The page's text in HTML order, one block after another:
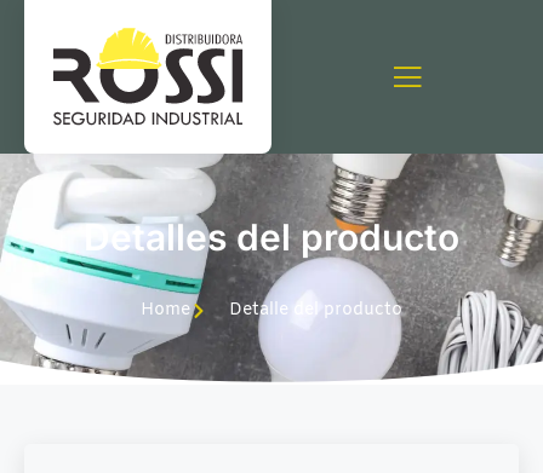
Detalles del producto
Home Detalle del producto